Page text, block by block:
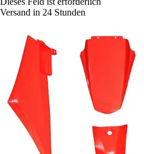
Versand in 24 Stunden